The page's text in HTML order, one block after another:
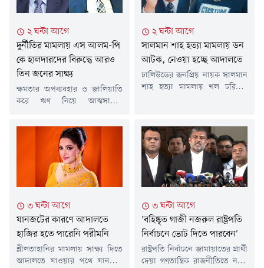
মেট্রোপলিটন ম্যাজিস্ট্রেট
ধার্য করেন। এ নিয়ে ৯৭ বারের
মতো প্রতিবেদন...
ও বিচারপতি ফাতেমা আনোয়ারের
রুল জারি করেন।আগামী চার
সপ্তাহের মধ্যে স্বরাষ্ট্র সচিব,...
২ ঘন্টা আগে
দুর্নীতির মামলায় এস আলম-পি
কে হালদারদের বিরুদ্ধে আরও
তিন জনের সাক্ষ্য
ক্ষমতার অপব্যবহার ও জালিয়াতি
করে ঋণ নিয়ে আত্মসাতের
হালদার, এস আলম গ্রুপের
চেয়ারম্যান মোহাম্মদ সাইফুল
আলমসহ ১৩ জনের বিরুদ্ধে দুদকের
দায়ের করা মামলায় আরও তিনজন
সাক্ষ্য দিয়েছেন।রবিবার (৯ আগস্ট)
ঢাকার বিশেষ জজ আদালত-৫ এর
মামুনের আদালতে তারা সাক্ষ্য
দেন।সাক্ষীরা হলেন- আভিভা...
২ ঘন্টা আগে
সালমান শাহ হত্যা মামলায় ডন
আটক, নেওয়া হচ্ছে আদালতে
ঢালিউডের জনপ্রিয় নায়ক সালমান
শাহ হত্যা মামলায় খল চরিত্রের
শাহজালাল আন্তর্জাতিক বিমানবন্দর
থেকে তাকে আটক করা হয়। পরে
তাকে সিআইডির কাছে হস্তান্তর করা
হয়েছে। কিছুক্ষণের মধ্যে তাকে
আদালতে তোলা হবে জানা গেছে।
যায়, বিমানবন্দর এলাকা থেকে...
৩ ঘন্টা আগে
যানজটের কারণে আদালতে
হাজির হতে পারেনি পরীমনি
শ্লীলতাহানির মামলায় সাক্ষ্য দিতে
আদালতে যাওয়ার পথে যানজটে
৩ ঘন্টা আগে
'বহিষ্কৃত গাজী নজরুল রাষ্ট্রপতি
নির্বাচনে ভোট দিতে পারবেন'
রাষ্ট্রপতি নির্বাচনে জামায়াতের প্রার্থী
দেয়া গণতান্ত্রিক রাজনীতিতে নতুন